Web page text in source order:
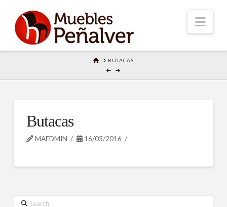
HOMEBUTACAS
Butacas
MAFDMIN 16/03/2016
Search